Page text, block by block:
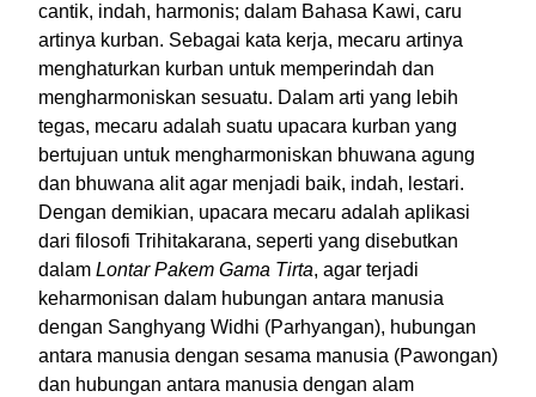
cantik, indah, harmonis; dalam Bahasa Kawi, caru
artinya kurban. Sebagai kata kerja, mecaru artinya
menghaturkan kurban untuk memperindah dan
mengharmoniskan sesuatu. Dalam arti yang lebih
tegas, mecaru adalah suatu upacara kurban yang
bertujuan untuk mengharmoniskan bhuwana agung
dan bhuwana alit agar menjadi baik, indah, lestari.
Dengan demikian, upacara mecaru adalah aplikasi
dari filosofi Trihitakarana, seperti yang disebutkan
dalam Lontar Pakem Gama Tirta, agar terjadi
keharmonisan dalam hubungan antara manusia
dengan Sanghyang Widhi (Parhyangan), hubungan
antara manusia dengan sesama manusia (Pawongan)
dan hubungan antara manusia dengan alam